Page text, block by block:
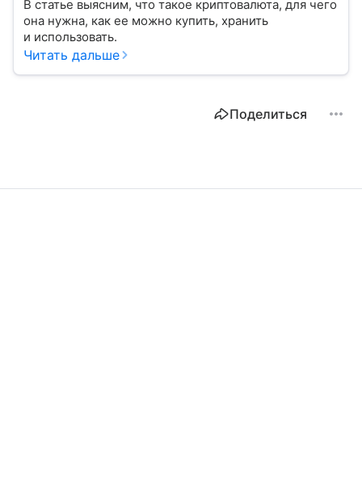
В статье выясним, что такое криптовалюта, для чего
она нужна, как ее можно купить, хранить
и использовать.
Читать дальше
Поделиться